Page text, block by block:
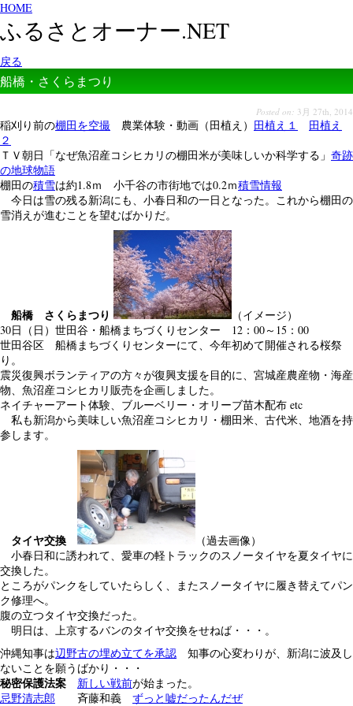
HOME
ふるさとオーナー.NET
戻る
船橋・さくらまつり
Posted on: 3月 27th, 2014
稲刈り前の棚田を空撮 農業体験・動画（田植え） 田植え１
田植え
２
ＴＶ朝日「なぜ魚沼産コシヒカリの棚田米が美味しいか科学する」 奇跡
の地球物語
棚田の積雪は約1.8ｍ 小千谷の市街地では0.2ｍ積雪情報
今日は雪の残る新潟にも、小春日和の一日となった。これから棚田の
雪消えが進むことを望むばかりだ。
船橋 さくらまつり
（イメージ）
30日（日）世田谷・船橋まちづくりセンター 12：00～15：00
世田谷区 船橋まちづくりセンターにて、今年初めて開催される桜祭
り。
震災復興ボランティアの方々が復興支援を目的に、宮城産農産物・海産
物、魚沼産コシヒカリ販売を企画しました。
ネイチャーアート体験、ブルーベリー・オリーブ苗木配布 etc
私も新潟から美味しい魚沼産コシヒカリ・棚田米、古代米、地酒を持
参します。
タイヤ交換
（過去画像）
小春日和に誘われて、愛車の軽トラックのスノータイヤを夏タイヤに
交換した。
ところがパンクをしていたらしく、またスノータイヤに履き替えてパン
ク修理へ。
腹の立つタイヤ交換だった。
明日は、上京するバンのタイヤ交換をせねば・・・。
沖縄知事は辺野古の埋め立てを承認 知事の心変わりが、新潟に波及し
ないことを願うばかり・・・
秘密保護法案 新しい戦前が始まった。
忌野清志郎 斉藤和義 ずっと嘘だったんだぜ